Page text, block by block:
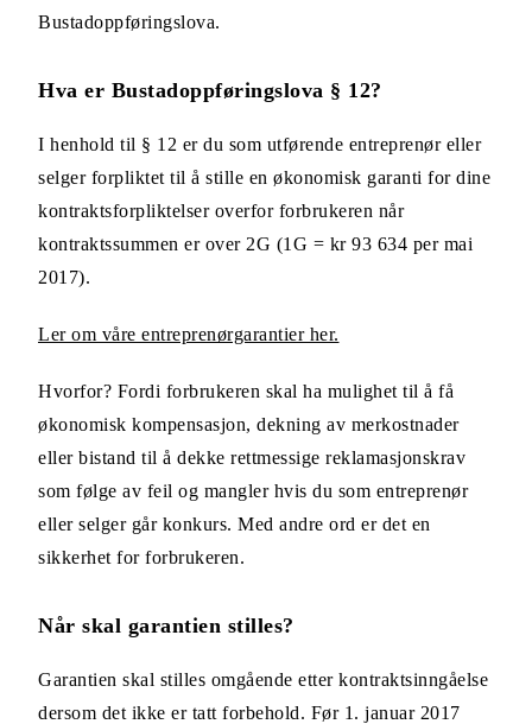
Bustadoppføringslova.
Hva er Bustadoppføringslova § 12?
I henhold til § 12 er du som utførende entreprenør eller
selger forpliktet til å stille en økonomisk garanti for dine
kontraktsforpliktelser overfor forbrukeren når
kontraktssummen er over 2G (1G = kr 93 634 per mai
2017).
Ler om våre entreprenørgarantier her.
Hvorfor? Fordi forbrukeren skal ha mulighet til å få
økonomisk kompensasjon, dekning av merkostnader
eller bistand til å dekke rettmessige reklamasjonskrav
som følge av feil og mangler hvis du som entreprenør
eller selger går konkurs. Med andre ord er det en
sikkerhet for forbrukeren.
Når skal garantien stilles?
Garantien skal stilles omgående etter kontraktsinngåelse
dersom det ikke er tatt forbehold. Før 1. januar 2017